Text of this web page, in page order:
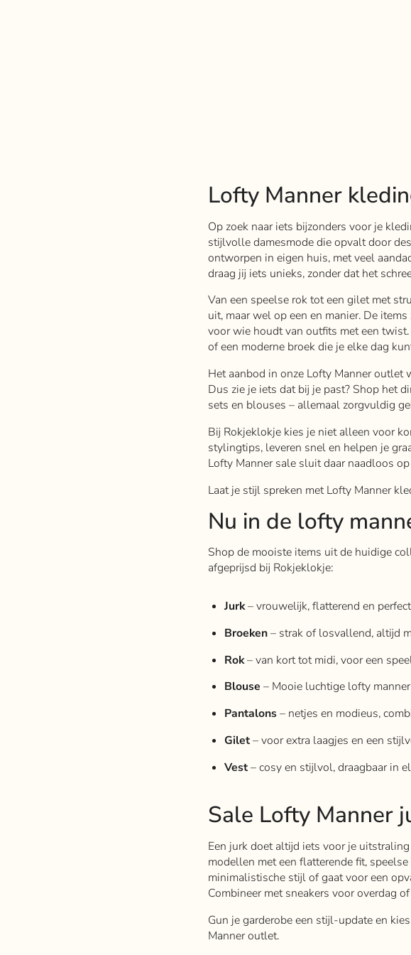
Lofty Manner
Op zoek naar iets bijzonders voor je
stijlvolle damesmode die opvalt door
ontworpen in eigen huis, met veel
draag jij iets unieks, zonder dat het
Van een speelse rok tot een gilet met
uit, maar wel op een en manier. De
voor wie houdt van outfits met een
of een moderne broek die je elke dag
Het aanbod in onze Lofty Manner outlet
Dus zie je iets dat bij je past? Shop het
sets en blouses – allemaal zorgvuldig
Bij Rokjeklokje kies je niet alleen voor
stylingtips, leveren snel en helpen je
Lofty Manner sale sluit daar naadloos
Laat je stijl spreken met Lofty Manner
Nu in de lofty
Shop de mooiste items uit de huidige
afgeprijsd bij Rokjeklokje:
Jurk– vrouwelijk, flatterend en
Broeken– strak of losvallend, altijd
Rok– van kort tot midi, voor een
Blouse – Mooie luchtige lofty
Pantalons– netjes en modieus,
Gilet– voor extra laagjes en een
Vest– cosy en stijlvol, draagbaar in
Sale Lofty Manner
Een jurk doet altijd iets voor je
modellen met een flatterende fit,
minimalistische stijl of gaat voor een
Combineer met sneakers voor overdag
Gun je garderobe een stijl-update en
Manner outlet.